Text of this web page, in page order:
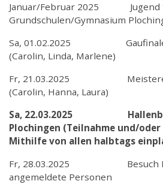
Januar/Februar 2025 Jugend
Grundschulen/Gymnasium
Sa, 01.02.2025 Gaufinale
(Carolin, Linda, Marlene)
Fr, 21.03.2025
(Carolin, Hanna, Laura)
Sa, 22.03.2025
Plochingen (Teilnahme und/
Mithilfe von allen halbtags
Fr, 28.03.2025 Besuch
angemeldete Personen